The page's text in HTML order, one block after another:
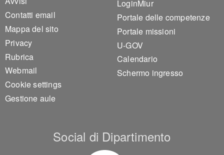
Contatti email
Mappa del sito
Privacy
Rubrica
Webmail
Cookie settings
Gestione aule
LoginMiur
Portale delle competenze
Portale missioni
U-GOV
Calendario
Schermo ingresso
Social di Dipartimento